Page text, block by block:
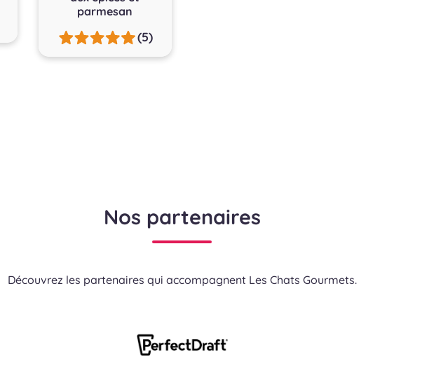
parmesan
(5)
Nos partenaires
Découvrez les partenaires qui accompagnent Les Chats Gourmets.